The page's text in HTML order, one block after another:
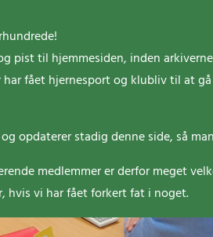
pist til hjemmesiden, inden
fået hjernesport og klubliv til at
opdaterer stadig denne side, så
medlemmer er derfor meget
hvis vi har fået forkert fat i noget.